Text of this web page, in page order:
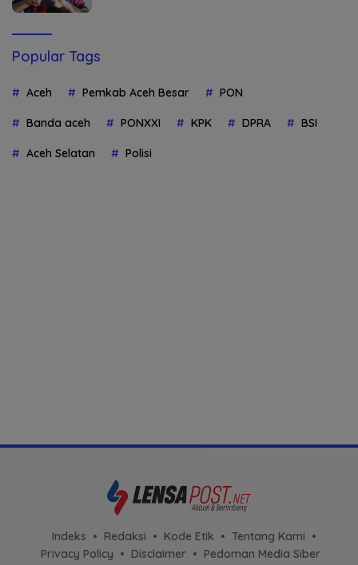
Popular Tags
Aceh Pemkab Aceh Besar PON
Banda aceh PONXXI KPK DPRA BSI
Aceh Selatan Polisi
Indeks Redaksi Kode Etik
Tentang Kami
Privacy Policy
Disclaimer Pedoman Media Siber